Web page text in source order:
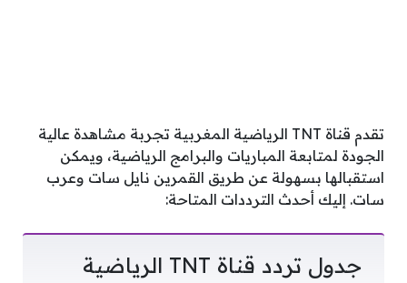
تقدم قناة TNT الرياضية المغربية تجربة مشاهدة عالية
الجودة لمتابعة المباريات والبرامج الرياضية، ويمكن
استقبالها بسهولة عن طريق القمرين نايل سات وعرب
سات. إليك أحدث الترددات المتاحة:
جدول تردد قناة TNT الرياضية